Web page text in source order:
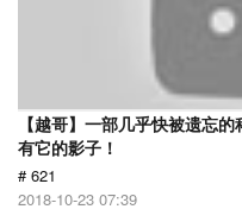
【越哥】一部几乎快被遗忘
有它的影子！
# 621
2018-10-23 07:39